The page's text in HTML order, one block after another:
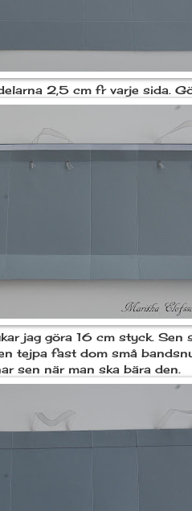
2,5 cm fr varje sida.
jag göra 16 cm styck.
tejpa fast dom små
sen när man ska bära den.